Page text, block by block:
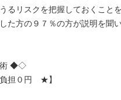
るリスクを把握しておくこと
た方の９７％の方が説明を聞
術 ◆◇
担０円 ★】